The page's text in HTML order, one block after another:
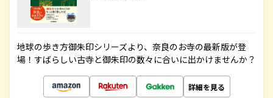
地球の歩き方御朱印シリーズより、奈良のお寺の最新版が登
場！すばらしい古寺と御朱印の数々に合いに出かけませんか？
詳細を見る